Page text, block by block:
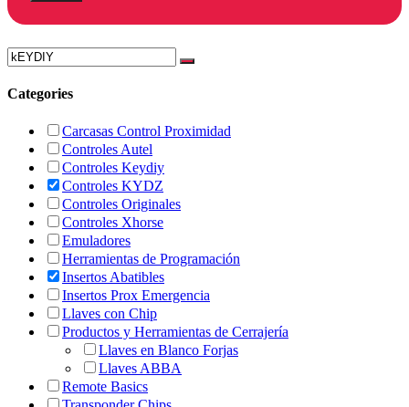
Categories
Carcasas Control Proximidad
Controles Autel
Controles Keydiy
Controles KYDZ
Controles Originales
Controles Xhorse
Emuladores
Herramientas de Programación
Insertos Abatibles
Insertos Prox Emergencia
Llaves con Chip
Productos y Herramientas de Cerrajería
Llaves en Blanco Forjas
Llaves ABBA
Remote Basics